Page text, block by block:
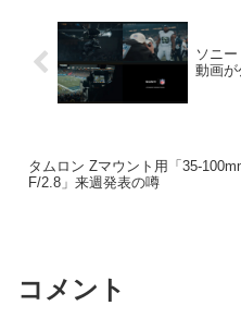
ソニ
動画が
タムロン Zマウント用「35-
F/2.8」来週発表の噂
コメント